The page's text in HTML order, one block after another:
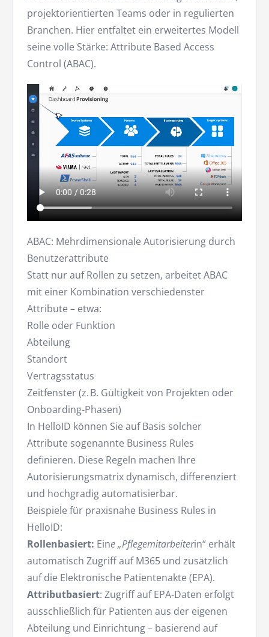
projektorientierten Teams oder in regulierten
Branchen. Hier entfaltet ein erweitertes Modell
seine volle Stärke: Attribute Based Access
Control (ABAC).
ABAC: Mehrdimensionale Autorisierung durch
Benutzerattribute
Statt nur auf Rollen zu setzen, arbeitet ABAC
mit einer Kombination verschiedenster
Attribute – etwa:
Rolle oder Funktion
Abteilung
Standort
Vertragsstatus
Zeitfenster (z. B. Gültigkeit von Projekten oder
Onboarding-Phasen)
In HelloID können Sie auf Basis solcher
Attribute sogenannte Business Rules
definieren. Diese Regeln machen Ihre
Autorisierungsmatrix dynamisch, differenziert
und hochgradig automatisierbar.
Beispiele für praxisnahe Business Rules in
HelloID:
Rollenbasiert: Eine „Pflegemitarbeiterin“ erhält
automatisch Zugriff auf M365 und zusätzlich
auf die Elektronische Patientenakte (EPA).
Attributbasiert: Zugriff auf EPA-Daten erfolgt
ausschließlich für Patienten aus der eigenen
Abteilung und Einrichtung – basierend auf